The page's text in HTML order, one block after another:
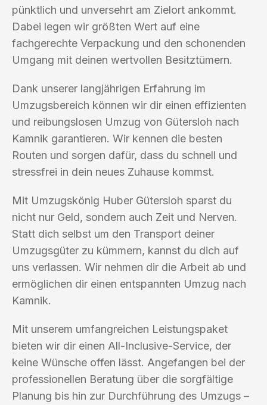
pünktlich und unversehrt am Zielort ankommt.
Dabei legen wir größten Wert auf eine
fachgerechte Verpackung und den schonenden
Umgang mit deinen wertvollen Besitztümern.
Dank unserer langjährigen Erfahrung im
Umzugsbereich können wir dir einen effizienten
und reibungslosen Umzug von Gütersloh nach
Kamnik garantieren. Wir kennen die besten
Routen und sorgen dafür, dass du schnell und
stressfrei in dein neues Zuhause kommst.
Mit Umzugskönig Huber Gütersloh sparst du
nicht nur Geld, sondern auch Zeit und Nerven.
Statt dich selbst um den Transport deiner
Umzugsgüter zu kümmern, kannst du dich auf
uns verlassen. Wir nehmen dir die Arbeit ab und
ermöglichen dir einen entspannten Umzug nach
Kamnik.
Mit unserem umfangreichen Leistungspaket
bieten wir dir einen All-Inclusive-Service, der
keine Wünsche offen lässt. Angefangen bei der
professionellen Beratung über die sorgfältige
Planung bis hin zur Durchführung des Umzugs –